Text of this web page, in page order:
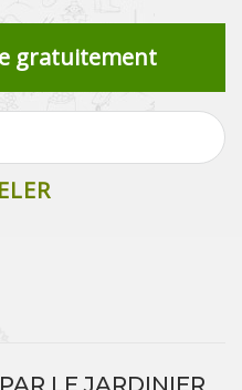
gratuitement
LE JARDINIER